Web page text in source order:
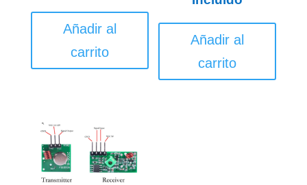
Añadir al
carrito
Añadir al
carrito